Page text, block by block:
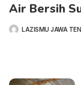
Air Bersih
POSTEDLAZISMU JAWA